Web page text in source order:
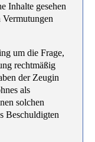
Inhalte gesehen
um die Frage,
rechtmäßig
der Zeugin
als
solchen
Beschuldigten